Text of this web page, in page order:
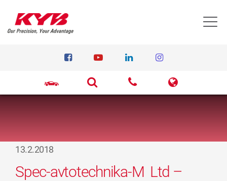
13.2.2018
Spec-avtotechnika-M Ltd –